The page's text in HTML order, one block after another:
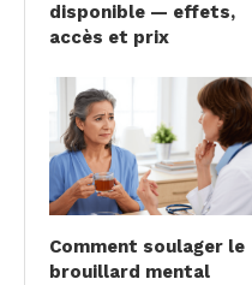
disponible — effets,
accès et prix
Comment soulager le
brouillard mental